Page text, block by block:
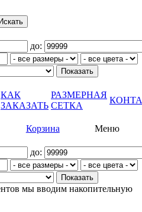
до:
КАК
ЗАКАЗАТЬ
РАЗМЕРНАЯ
СЕТКА
Меню
Корзина
до:
мы вводим накопительную